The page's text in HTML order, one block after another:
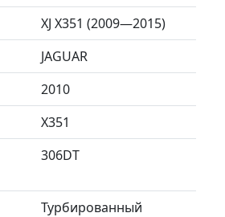
XJ X351 (2009—2015)
JAGUAR
2010
X351
306DT
Турбированный